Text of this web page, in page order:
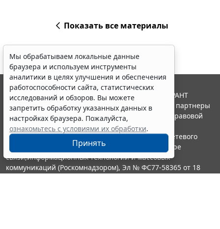
Показать все материалы
Мы обрабатываем локальные данные
браузера и используем инструменты
аналитики в целях улучшения и обеспечения
работоспособности сайта, статистических
исследований и обзоров. Вы можете
запретить обработку указанных данных в
настройках браузера. Пожалуйста,
ознакомьтесь с условиями их обработки.
Принять
© ООО "НПП "ГАРАНТ-СЕРВИС", 2026. Система ГАРАНТ
выпускается с 1990 года. Компания "Гарант" и ее партнеры
являются участниками Российской ассоциации правовой
информации ГАРАНТ.
Портал ГАРАНТ.РУ зарегистрирован в качестве сетевого
издания Федеральной службой по надзору в сфере
связи,информационных технологий и массовых
коммуникаций (Роскомнадзором), Эл № ФС77-58365 от 18